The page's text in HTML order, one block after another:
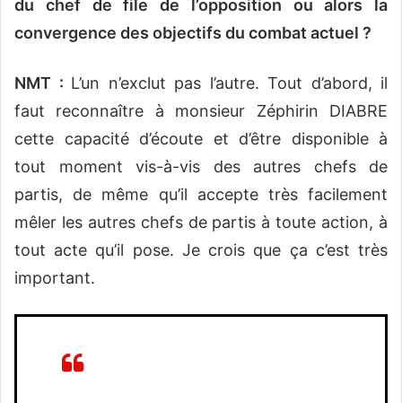
du chef de file de l’opposition ou alors la
convergence des objectifs du combat actuel ?
NMT : L’un n’exclut pas l’autre. Tout d’abord, il
faut reconnaître à monsieur Zéphirin DIABRE
cette capacité d’écoute et d’être disponible à
tout moment vis-à-vis des autres chefs de
partis, de même qu’il accepte très facilement
mêler les autres chefs de partis à toute action, à
tout acte qu’il pose. Je crois que ça c’est très
important.